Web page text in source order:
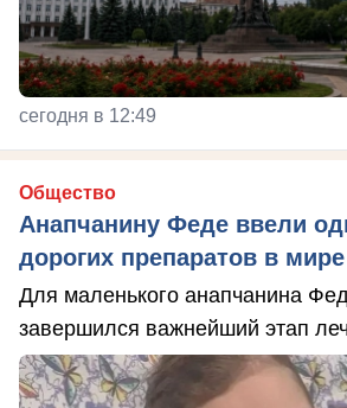
сегодня в 12:49
Общество
Анапчанину Феде ввели
дорогих препаратов в мире
Для маленького анапчанина
завершился важнейший этап